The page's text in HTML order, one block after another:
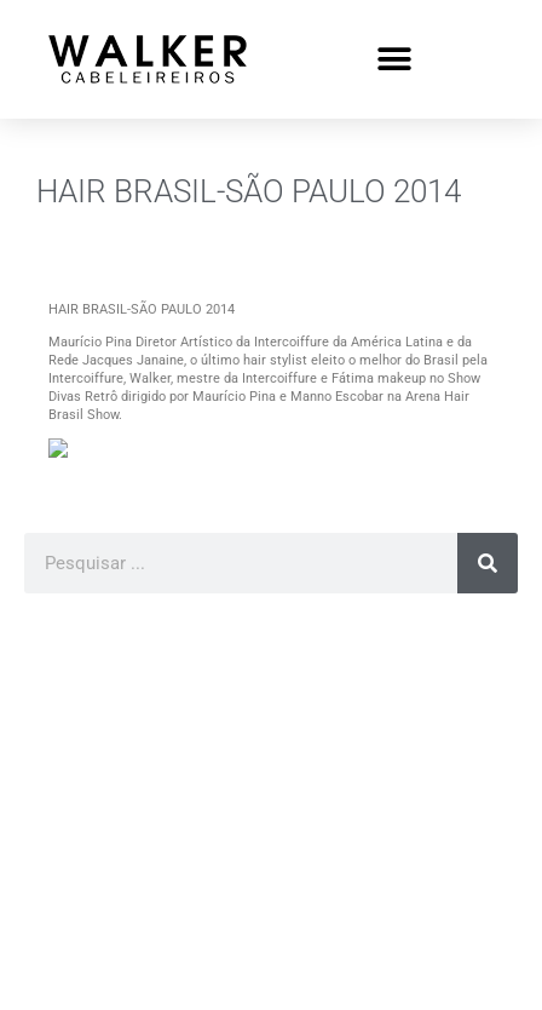
HAIR BRASIL-SÃO PAULO 2014
HAIR BRASIL-SÃO PAULO 2014
Maurício Pina Diretor Artístico da Intercoiffure da América Latina e da
Rede Jacques Janaine, o último hair stylist eleito o melhor do Brasil pela
Intercoiffure, Walker, mestre da Intercoiffure e Fátima makeup no Show
Divas Retrô dirigido por Maurício Pina e Manno Escobar na Arena Hair
Brasil Show.